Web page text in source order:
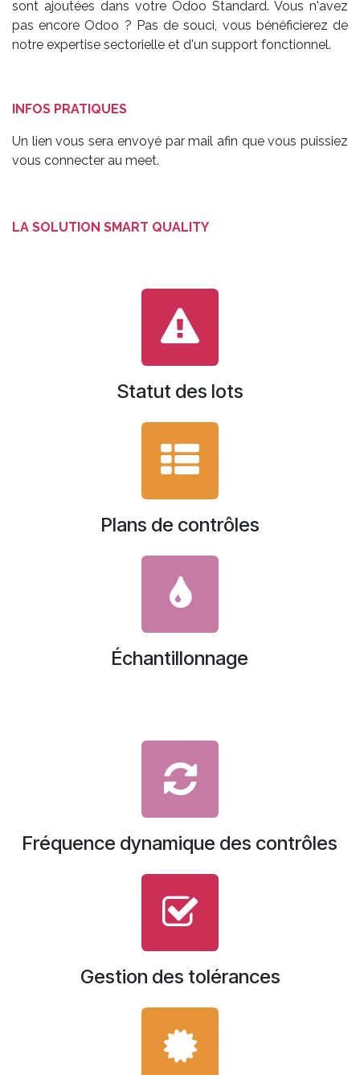
sont ajoutées dans votre Odoo Standard. Vous n'avez
pas encore Odoo ? Pas de souci, vous bénéficierez de
notre expertise sectorielle et d'un support fonctionnel.
INFOS PRATIQUES
Un lien vous sera envoyé par mail afin que vous puissiez
vous connecter au meet.
LA SOLUTION SMART QUALITY
Statut des lots
Plans de contrôles
Échantillonnage
Fréquence dynamique des contrôles
Gestion des tolérances